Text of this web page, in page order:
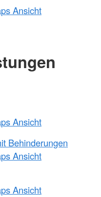
Ansicht
Ansicht
Behinderungen
Ansicht
Ansicht